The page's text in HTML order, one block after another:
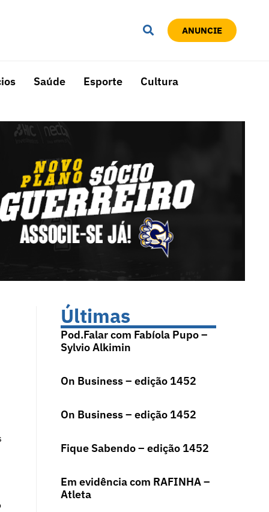
ANUNCIE
Saúde Esporte Cultura
Últimas
Pod.Falar com Fabíola Pupo –
Sylvio Alkimin
On Business – edição 1452
On Business – edição 1452
Fique Sabendo – edição 1452
Em evidência com RAFINHA –
Atleta